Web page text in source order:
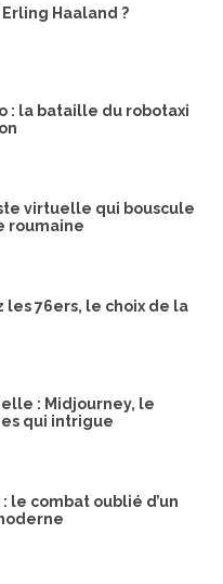
Erling Haaland ?
: la bataille du robotaxi
virtuelle qui bouscule
roumaine
les 76ers, le choix de la
: Midjourney, le
qui intrigue
le combat oublié d’un